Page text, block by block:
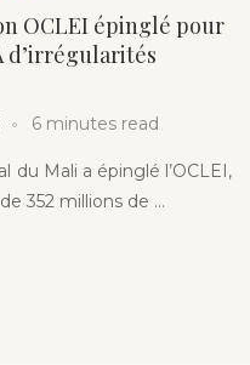
OCLEI épinglé pour
d’irrégularités
6 minutes read
du Mali a épinglé l’OCLEI,
352 millions de …